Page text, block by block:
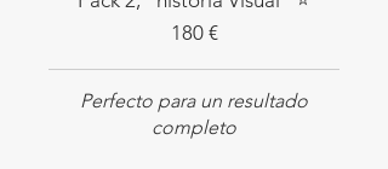
180 €
Perfecto para un resultado
completo